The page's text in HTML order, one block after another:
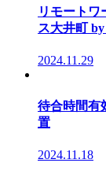
リモートワ
ス大井町 by
2024.11.29
待合時間有
置
2024.11.18